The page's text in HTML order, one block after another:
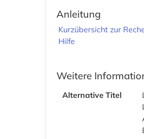
Anleitung
Kurzübersicht zur
Hilfe
Weitere
Alternative Titel